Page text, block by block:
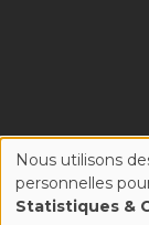
Politique de
Nous utilisons
personnelles
Statistiques &